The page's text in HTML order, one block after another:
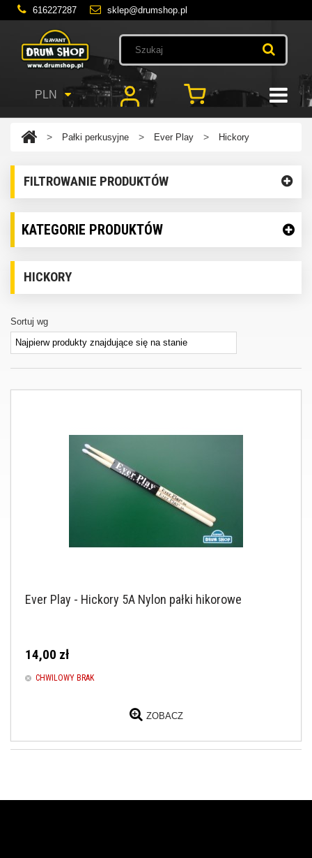
616227287 sklep@drumshop.pl
PLN
> Pałki perkusyjne > Ever Play > Hickory
FILTROWANIE PRODUKTÓW
KATEGORIE PRODUKTÓW
HICKORY
Sortuj wg
Ever Play - Hickory 5A Nylon pałki hikorowe
14,00 zł
CHWILOWY BRAK
ZOBACZ